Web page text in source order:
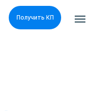
Получить КП
Получить КП